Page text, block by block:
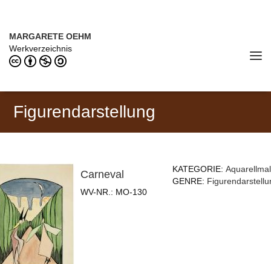
MARGARETE OEHM
Werkverzeichnis
Figurendarstellung
Carneval
WV-NR.: MO-130
KATEGORIE:
GENRE: